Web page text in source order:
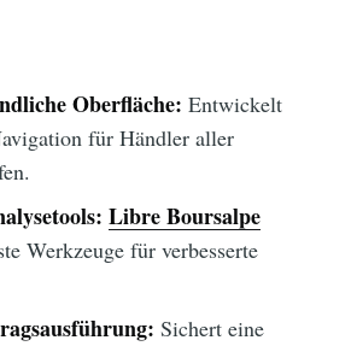
Oberfläche: Entwickelt
für Händler aller
Libre Boursalpe
Werkzeuge für verbesserte
Sichert eine